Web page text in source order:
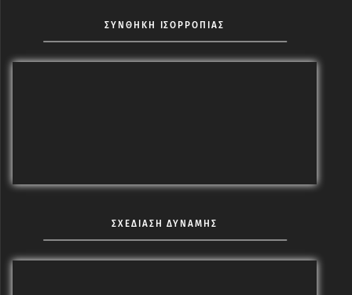
ΣΥΝΘΗΚΗ ΙΣΟΡΡΟΠΙΑΣ
ΣΧΕΔΙΑΣΗ ΔΥΝΑΜΗΣ